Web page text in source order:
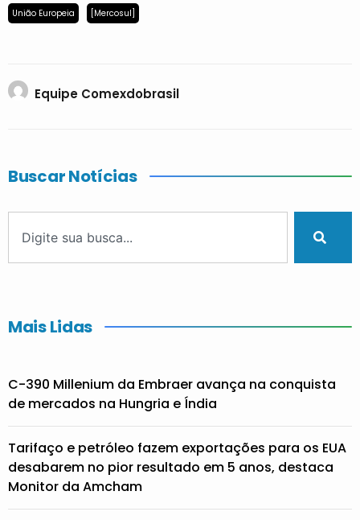
União Europeia [Mercosul]
Equipe Comexdobrasil
Buscar Notícias
Mais Lidas
C-390 Millenium da Embraer avança na conquista
de mercados na Hungria e Índia
Tarifaço e petróleo fazem exportações para os EUA
desabarem no pior resultado em 5 anos, destaca
Monitor da Amcham